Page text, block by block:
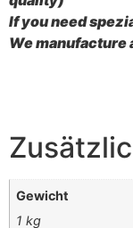
If you need
We manufacture
Gewicht
1 kg